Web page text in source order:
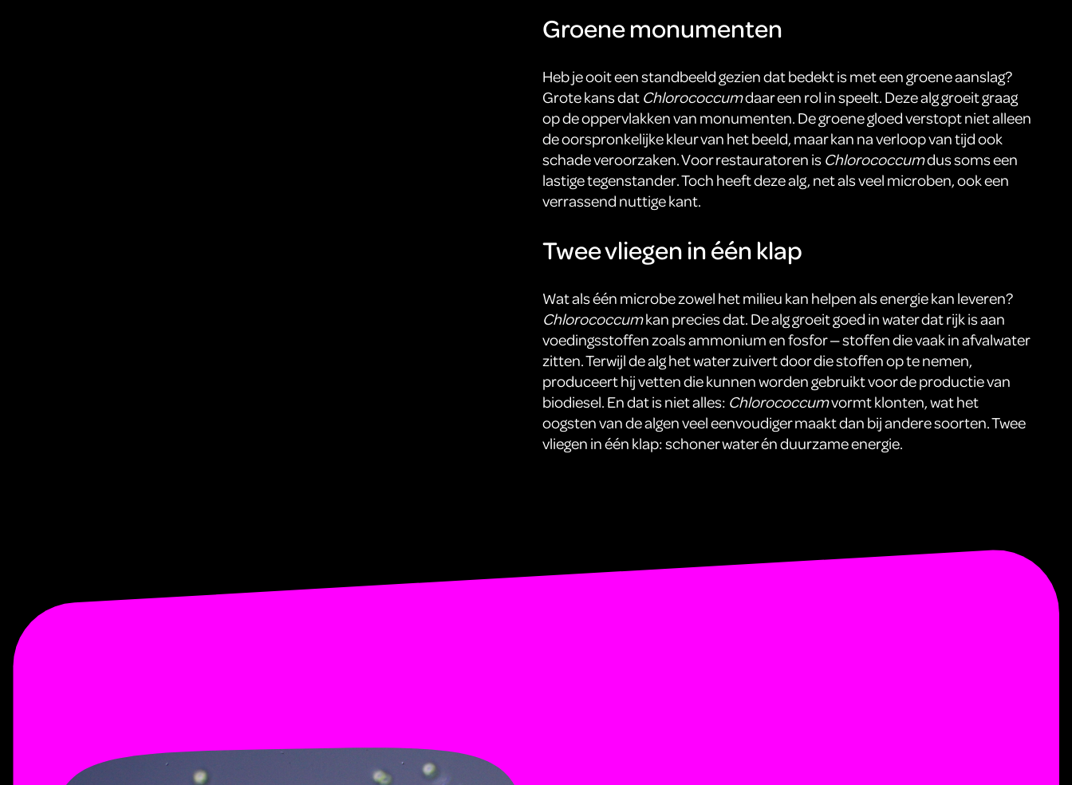
Groene monumenten
Heb je ooit een standbeeld gezien dat bedekt is met een groene aanslag?
Grote kans dat Chlorococcumdaar een rol in speelt. Deze alg groeit graag
op de oppervlakken van monumenten. De groene gloed verstopt niet alleen
de oorspronkelijke kleur van het beeld, maar kan na verloop van tijd ook
schade veroorzaken. Voor restauratoren is Chlorococcumdus soms een
lastige tegenstander. Toch heeft deze alg, net als veel microben, ook een
verrassend nuttige kant.
Twee vliegen in één klap
Wat als één microbe zowel het milieu kan helpen als energie kan leveren?
Chlorococcumkan precies dat. De alg groeit goed in water dat rijk is aan
voedingsstoffen zoals ammonium en fosfor — stoffen die vaak in afvalwater
zitten. Terwijl de alg het water zuivert door die stoffen op te nemen,
produceert hij vetten die kunnen worden gebruikt voor de productie van
biodiesel. En dat is niet alles: Chlorococcumvormt klonten, wat het
oogsten van de algen veel eenvoudiger maakt dan bij andere soorten. Twee
vliegen in één klap: schoner water én duurzame energie.